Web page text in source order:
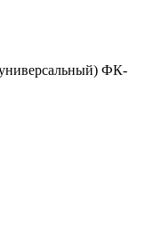
ФК-